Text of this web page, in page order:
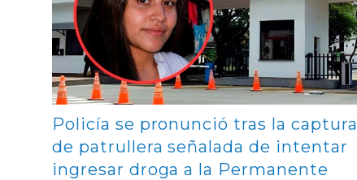
Policía se pronunció tras la captura
de patrullera señalada de intentar
ingresar droga a la Permanente